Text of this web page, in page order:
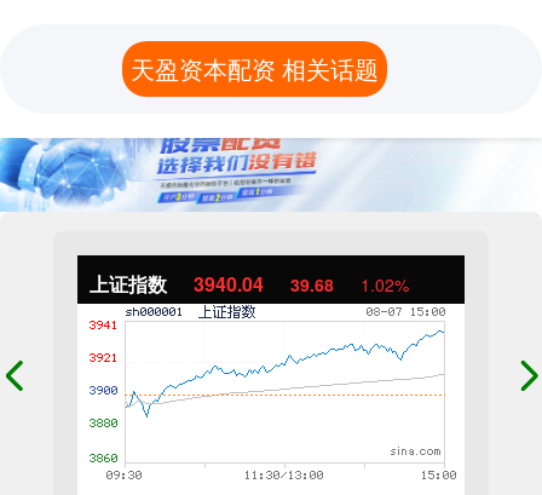
上证指数 3940.04 39.68 1.02%
天盈资本配资 相关话题